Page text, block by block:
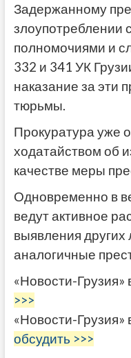
Задержанному
злоупотреблении
полномочиями и
332 и 341 УК
наказание за эти
тюрьмы.
Прокуратура уже
ходатайством об
качестве меры
Одновременно в
ведут активное
выявления
аналогичные
«Новости-Грузия»
>>>
«Новости-Грузия»
обсудить >>>